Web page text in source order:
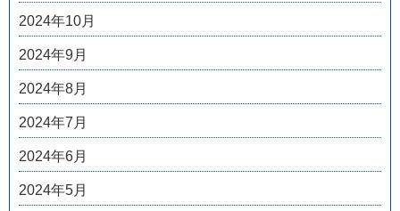
2024年10月
2024年9月
2024年8月
2024年7月
2024年6月
2024年5月